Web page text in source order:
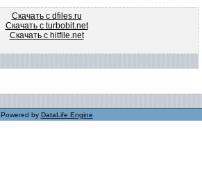
Скачать с dfiles.ru
Скачать с turbobit.net
Скачать с hitfile.net
Powered by DataLife Engine